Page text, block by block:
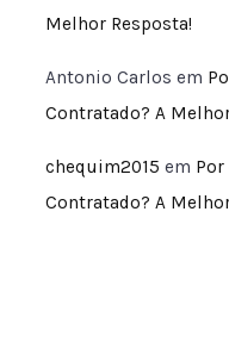
Melhor Resposta!
Antonio Carlos em
Contratado? A
chequim2015 em Por
Contratado? A